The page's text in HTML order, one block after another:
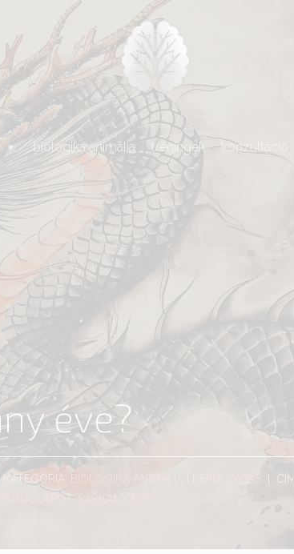
biologika animália tréningek konzultáció
éve?
KÉPOLVASÁS |
, SÁRKÁNY ÉVE